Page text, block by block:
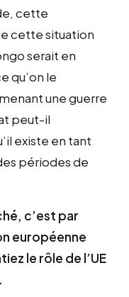
cette
cette situation
serait en
qu’on le
une guerre
peut-il
existe en tant
périodes de
c’est par
européenne
le rôle de l’UE